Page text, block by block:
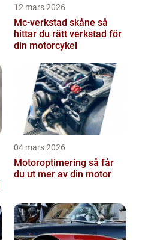
12 mars 2026
Mc-verkstad skåne så
hittar du rätt verkstad för
din motorcykel
04 mars 2026
Motoroptimering så får
du ut mer av din motor